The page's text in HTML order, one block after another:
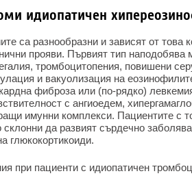
идиопатичен
са разнообразни и зависят от това
прояви. Първият тип
тромбоцитопения, повишени
и вакуолизация на
фиброза или (по-рядко)
с ангиоедем,
имунни комплекси. Пациентите с
склонни да развият сърдечно
глюкокортикоиди.
при пациенти с идиопатичен